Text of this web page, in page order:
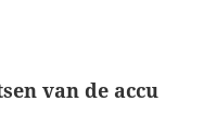
van de accu